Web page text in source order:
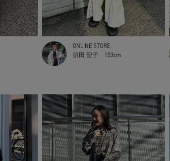
ONLINE STORE
須田 聖子
153cm